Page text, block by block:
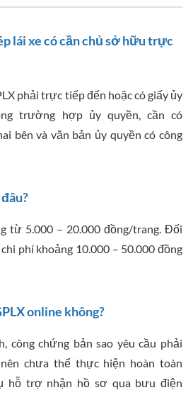
lái xe có cần chủ sở hữu trực
phải trực tiếp đến hoặc có giấy ủy
trường hợp ủy quyền, cần có
bên và văn bản ủy quyền có công
từ 5.000 – 20.000 đồng/trang. Đối
phí khoảng 10.000 – 50.000 đồng
online không?
công chứng bản sao yêu cầu phải
chưa thể thực hiện hoàn toàn
hỗ trợ nhận hồ sơ qua bưu điện